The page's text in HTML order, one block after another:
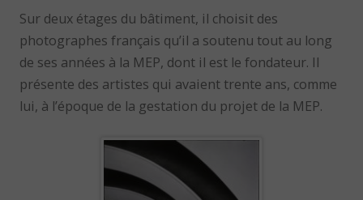
Sur deux étages du bâtiment, il choisit des
photographes français qu’il a soutenu tout au long
de ses années à la MEP, dont il est le fondateur. Il
présente des artistes qui avaient trente ans, comme
lui, à l’époque de la gestation du projet de la MEP.